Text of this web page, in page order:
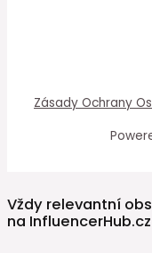
Zásady Ochrany
Vždy relevantní
na InfluencerHub.cz